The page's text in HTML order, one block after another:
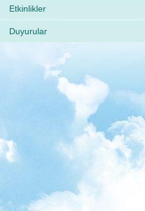
Etkinlikler
Duyurular